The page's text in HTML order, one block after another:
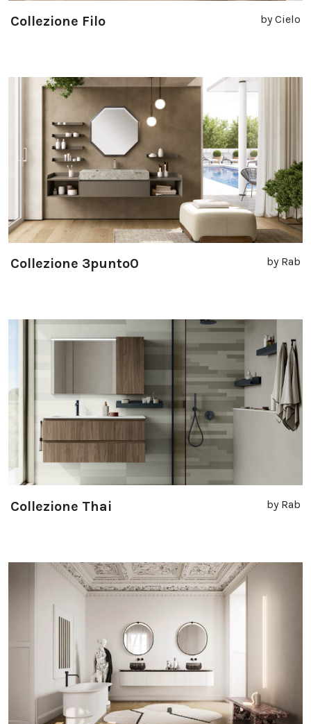
Collezione Filo by Cielo
Collezione 3punto0 by Rab
Collezione Thai by Rab